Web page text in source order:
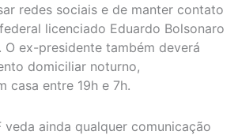
redes sociais e de manter contato
licenciado Eduardo Bolsonaro
O ex-presidente também deverá
domiciliar noturno,
casa entre 19h e 7h.
veda ainda qualquer comunicação